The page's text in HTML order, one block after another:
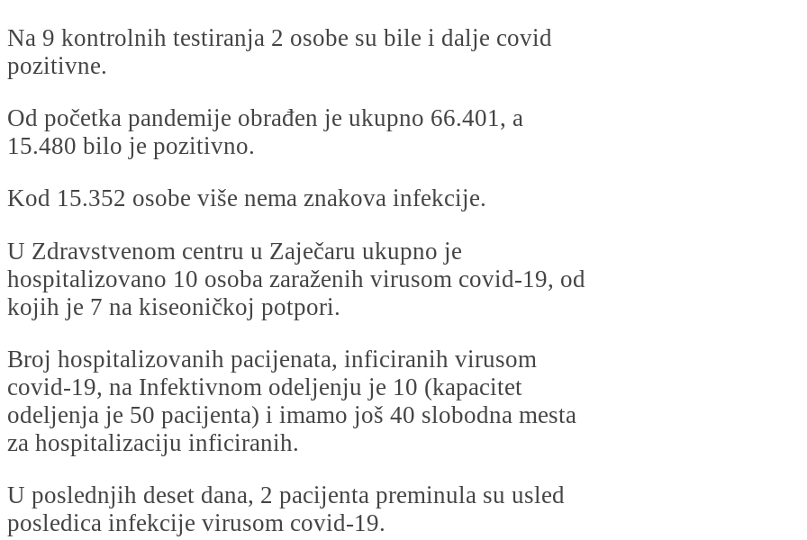
Na 9 kontrolnih testiranja 2 osobe su bile i dalje covid
pozitivne.
Od početka pandemije obrađen je ukupno 66.401, a
15.480 bilo je pozitivno.
Kod 15.352 osobe više nema znakova infekcije.
U Zdravstvenom centru u Zaječaru ukupno je
hospitalizovano 10 osoba zaraženih virusom covid-19, od
kojih je 7 na kiseoničkoj potpori.
Broj hospitalizovanih pacijenata, inficiranih virusom
covid-19, na Infektivnom odeljenju je 10 (kapacitet
odeljenja je 50 pacijenta) i imamo još 40 slobodna mesta
za hospitalizaciju inficiranih.
U poslednjih deset dana, 2 pacijenta preminula su usled
posledica infekcije virusom covid-19.